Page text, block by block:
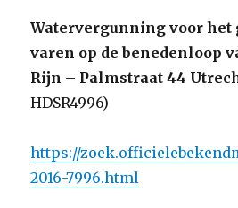
Watervergunning voor het
varen op de benedenloop
Rijn – Palmstraat 44
HDSR4996)
https://
2016-7996.html